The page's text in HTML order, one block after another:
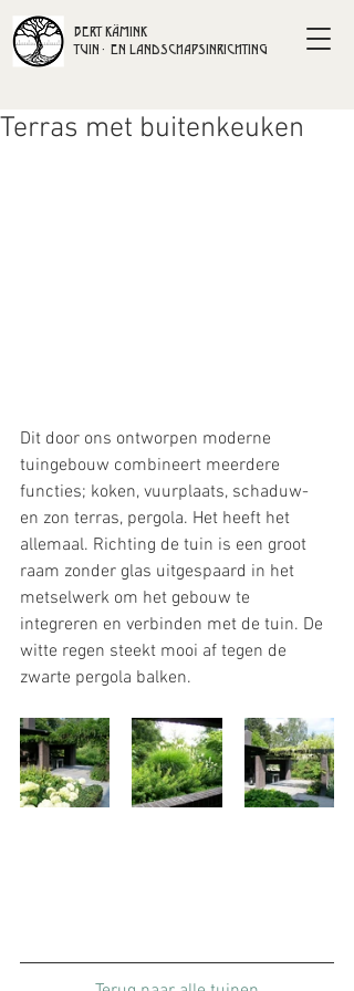
BERT KÄMINK
TUIN- EN LANDSCHAPSINRICHTING
Terras met buitenkeuken
Dit door ons ontworpen moderne
tuingebouw combineert meerdere
functies; koken, vuurplaats, schaduw-
en zon terras, pergola. Het heeft het
allemaal. Richting de tuin is een groot
raam zonder glas uitgespaard in het
metselwerk om het gebouw te
integreren en verbinden met de tuin. De
witte regen steekt mooi af tegen de
zwarte pergola balken.